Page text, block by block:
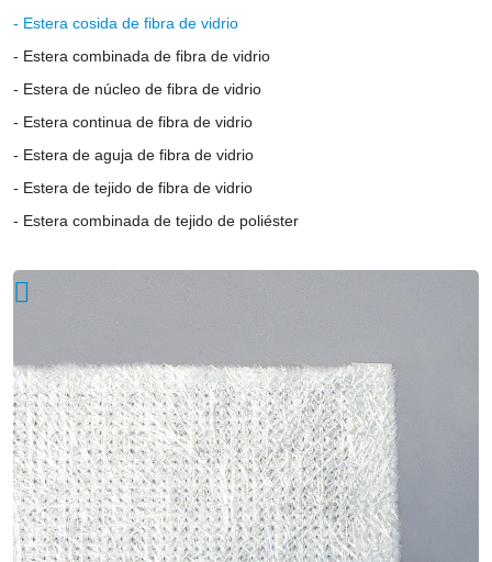
chopped
fiber
strands
in
staple
length
dispersed
stitched
togther
by
polyester
yarn.
Estera cosida de fibra de vidrio
Estera combinada de fibra de vidrio
Estera de núcleo de fibra de vidrio
Estera continua de fibra de vidrio
Estera de aguja de fibra de vidrio
Estera de tejido de fibra de vidrio
Estera combinada de tejido de poliéster